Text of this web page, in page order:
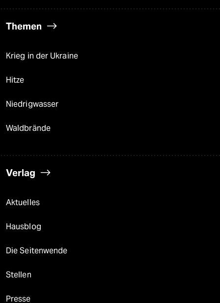
Themen
Krieg in der Ukraine
Hitze
Niedrigwasser
Waldbrände
Verlag
Aktuelles
Hausblog
Die Seitenwende
Stellen
Presse